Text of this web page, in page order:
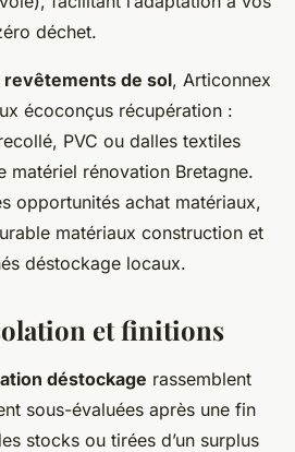
déchet.
revêtements de sol, Articonnex
écoconçus récupération :
PVC ou dalles textiles
matériel rénovation Bretagne.
opportunités achat matériaux,
matériaux construction et
déstockage locaux.
et finitions
déstockage rassemblent
sous-évaluées après une fin
stocks ou tirées d’un surplus